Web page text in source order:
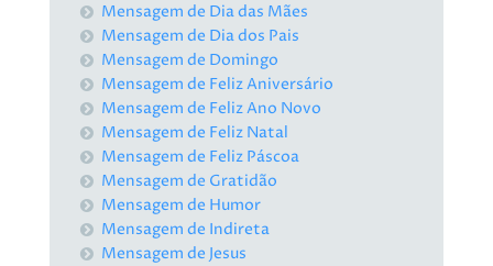
Mensagem de Dia das Mães
Mensagem de Dia dos Pais
Mensagem de Domingo
Mensagem de Feliz Aniversário
Mensagem de Feliz Ano Novo
Mensagem de Feliz Natal
Mensagem de Feliz Páscoa
Mensagem de Gratidão
Mensagem de Humor
Mensagem de Indireta
Mensagem de Jesus